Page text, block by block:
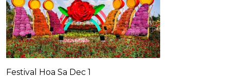
Festival Hoa Sa Dec 1